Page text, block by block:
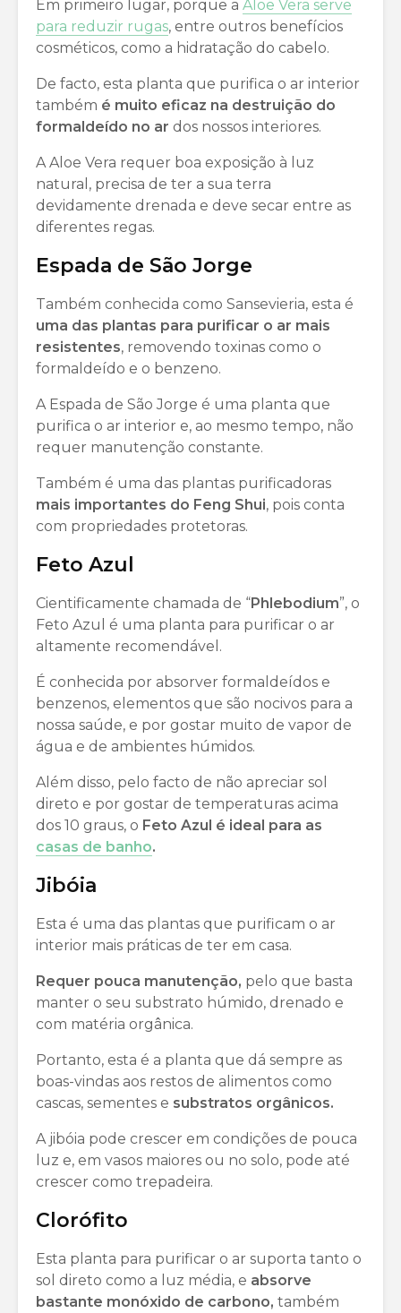
Em primeiro lugar, porque a Aloe Vera serve
para reduzir rugas, entre outros benefícios
cosméticos, como a hidratação do cabelo.
De facto, esta planta que purifica o ar interior
também é muito eficaz na destruição do
formaldeído no ar dos nossos interiores.
A Aloe Vera requer boa exposição à luz
natural, precisa de ter a sua terra
devidamente drenada e deve secar entre as
diferentes regas.
Espada de São Jorge
Também conhecida como Sansevieria, esta é
uma das plantas para purificar o ar mais
resistentes, removendo toxinas como o
formaldeído e o benzeno.
A Espada de São Jorge é uma planta que
purifica o ar interior e, ao mesmo tempo, não
requer manutenção constante.
Também é uma das plantas purificadoras
mais importantes do Feng Shui, pois conta
com propriedades protetoras.
Feto Azul
Cientificamente chamada de “Phlebodium”, o
Feto Azul é uma planta para purificar o ar
altamente recomendável.
É conhecida por absorver formaldeídos e
benzenos, elementos que são nocivos para a
nossa saúde, e por gostar muito de vapor de
água e de ambientes húmidos.
Além disso, pelo facto de não apreciar sol
direto e por gostar de temperaturas acima
dos 10 graus, o Feto Azul é ideal para as
casas de banho.
Jibóia
Esta é uma das plantas que purificam o ar
interior mais práticas de ter em casa.
Requer pouca manutenção, pelo que basta
manter o seu substrato húmido, drenado e
com matéria orgânica.
Portanto, esta é a planta que dá sempre as
boas-vindas aos restos de alimentos como
cascas, sementes e substratos orgânicos.
A jibóia pode crescer em condições de pouca
luz e, em vasos maiores ou no solo, pode até
crescer como trepadeira.
Clorófito
Esta planta para purificar o ar suporta tanto o
sol direto como a luz média, e absorve
bastante monóxido de carbono, também